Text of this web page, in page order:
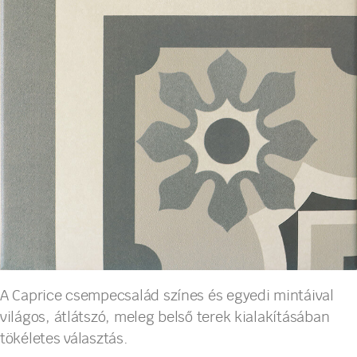
A Caprice csempecsalád színes és egyedi mintáival
világos, átlátszó, meleg belső terek kialakításában
tökéletes választás.